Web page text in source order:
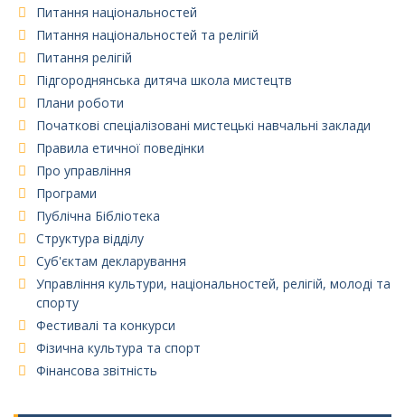
Питання національностей
Питання національностей та релігій
Питання релігій
Підгороднянська дитяча школа мистецтв
Плани роботи
Початкові спеціалізовані мистецькі навчальні заклади
Правила етичної поведінки
Про управління
Програми
Публічна Бібліотека
Структура відділу
Суб'єктам декларування
Управління культури, національностей, релігій, молоді та
спорту
Фестивалі та конкурси
Фізична культура та спорт
Фінансова звітність